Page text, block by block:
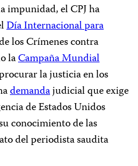
impunidad, el CPJ ha
Día Internacional para
los Crímenes contra
laCampaña Mundial
la justicia en los
demandajudicial que exige
de Estados Unidos
conocimiento de las
del periodista saudita